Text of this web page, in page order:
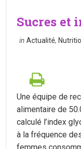
Sucres et
inActualité,
Une équipe de
alimentaire de
calculé l’index
à la fréquence